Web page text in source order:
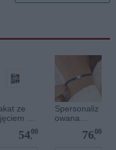
ze
20
54,
00
Spersonaliz
owana
bransoletka
sznurkowa -
76,
00